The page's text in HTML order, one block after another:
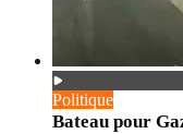
Politique
Bateau pour